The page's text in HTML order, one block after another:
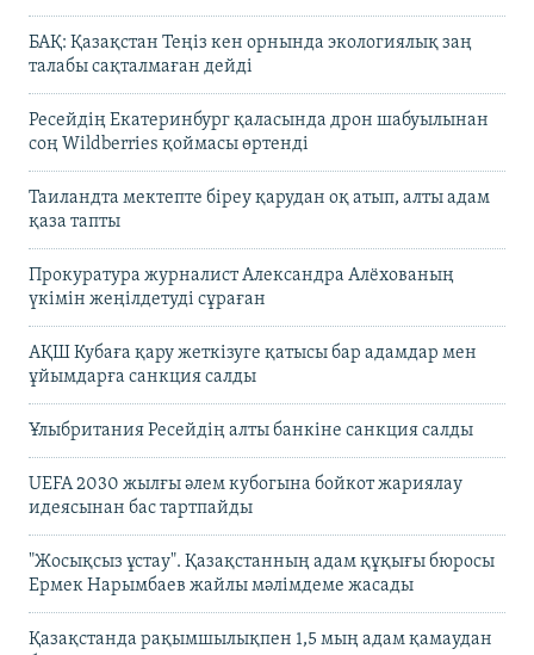
БАҚ: Қазақстан Теңіз кен орнында экологиялық заң
талабы сақталмаған дейді
Ресейдің Екатеринбург қаласында дрон шабуылынан
соң Wildberries қоймасы өртенді
Таиландта мектепте біреу қарудан оқ атып, алты адам
қаза тапты
Прокуратура журналист Александра Алёхованың
үкімін жеңілдетуді сұраған
АҚШ Кубаға қару жеткізуге қатысы бар адамдар мен
ұйымдарға санкция салды
Ұлыбритания Ресейдің алты банкіне санкция салды
UEFA 2030 жылғы әлем кубогына бойкот жариялау
идеясынан бас тартпайды
"Жосықсыз ұстау". Қазақстанның адам құқығы бюросы
Ермек Нарымбаев жайлы мәлімдеме жасады
Қазақстанда рақымшылықпен 1,5 мың адам қамаудан